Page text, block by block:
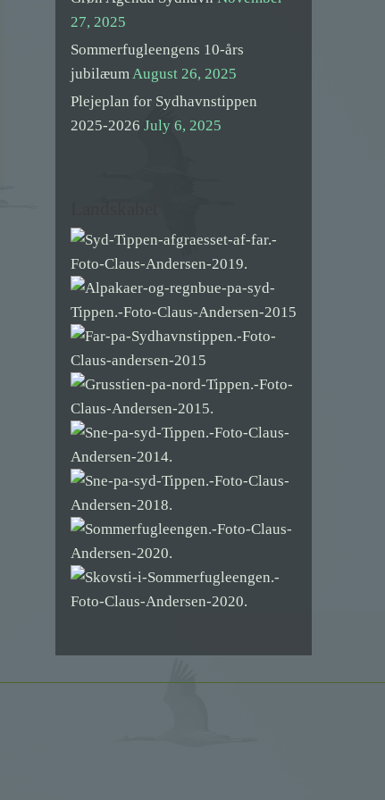
27, 2025
Sommerfugleengens 10-års
jubilæumAugust 26, 2025
Plejeplan for Sydhavnstippen
2025-2026 July 6, 2025